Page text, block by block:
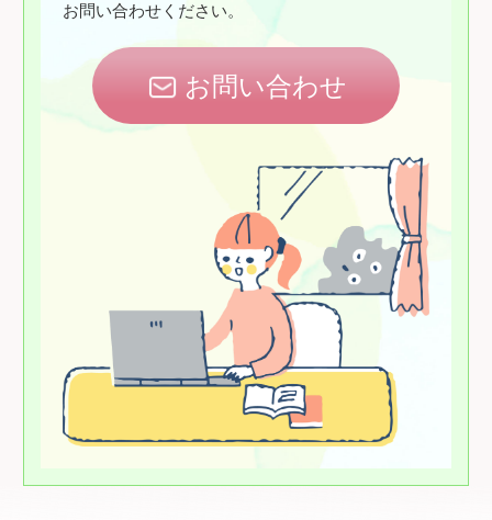
お問い合わせください。
お問い合わせ